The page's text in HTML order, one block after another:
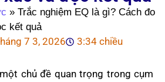
» Trắc nghiệm EQ là gì? Cách đo
kết quả
7 3, 2026 3:34 chiều
chủ đề quan trọng trong cụm